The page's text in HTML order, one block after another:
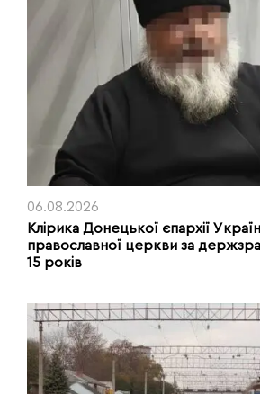
06.08.2026
Клірика Донецької єпархії
православної церкви за
15 років